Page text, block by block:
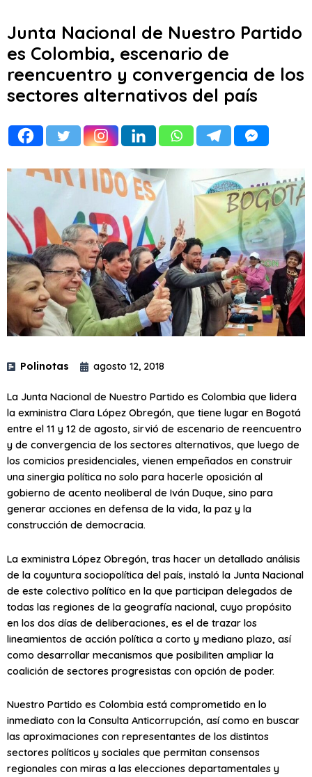
Junta Nacional de Nuestro Partido
es Colombia, escenario de
reencuentro y convergencia de los
sectores alternativos del país
Polinotas agosto 12, 2018
La Junta Nacional de Nuestro Partido es Colombia que lidera
la exministra Clara López Obregón, que tiene lugar en Bogotá
entre el 11 y 12 de agosto, sirvió de escenario de reencuentro
y de convergencia de los sectores alternativos, que luego de
los comicios presidenciales, vienen empeñados en construir
una sinergia política no solo para hacerle oposición al
gobierno de acento neoliberal de Iván Duque, sino para
generar acciones en defensa de la vida, la paz y la
construcción de democracia.
La exministra López Obregón, tras hacer un detallado análisis
de la coyuntura sociopolítica del país, instaló la Junta Nacional
de este colectivo político en la que participan delegados de
todas las regiones de la geografía nacional, cuyo propósito
en los dos días de deliberaciones, es el de trazar los
lineamientos de acción política a corto y mediano plazo, así
como desarrollar mecanismos que posibiliten ampliar la
coalición de sectores progresistas con opción de poder.
Nuestro Partido es Colombia está comprometido en lo
inmediato con la Consulta Anticorrupción, así como en buscar
las aproximaciones con representantes de los distintos
sectores políticos y sociales que permitan consensos
regionales con miras a las elecciones departamentales y